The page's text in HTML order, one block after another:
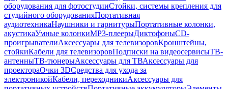
оборудования для фотостудииСтойки, системы крепления для
студийного оборудованияПортативная
аудиотехникаНаушники и гарнитурыПортативные колонки,
акустикаУмные колонкиMP3-плеерыДиктофоныCD-
проигрывателиАксессуары для телевизоровКронштейны,
стойкиКабели для телевизоровПодписки на видеосервисыТВ-
антенныТВ-тюнерыАксессуары для ТВАксессуары для
проектораОчки 3DСредства для ухода за
электроникойКабели, переходникиАксессуары для